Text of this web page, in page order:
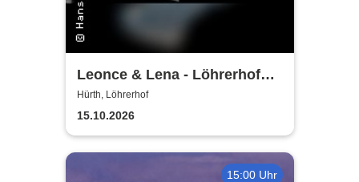
Leonce & Lena - Löhrerhof
Hürth
Hürth, Löhrerhof
15.10.2026
15:00 Uhr